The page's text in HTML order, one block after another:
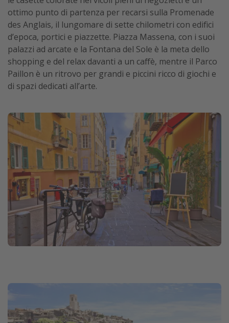
ottimo punto di partenza per recarsi sulla Promenade
des Anglais, il lungomare di sette chilometri con edifici
d’epoca, portici e piazzette. Piazza Massena, con i suoi
palazzi ad arcate e la Fontana del Sole è la meta dello
shopping e del relax davanti a un caffè, mentre il Parco
Paillon è un ritrovo per grandi e piccini ricco di giochi e
di spazi dedicati all’arte.